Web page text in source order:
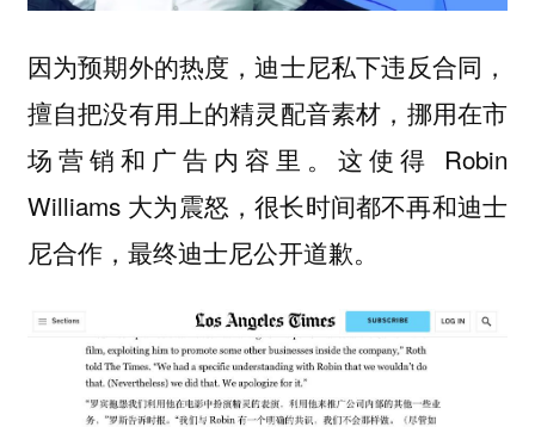
因为预期外的热度，迪士尼私下违反合同，
擅自把没有用上的精灵配音素材，挪用在市
场营销和广告内容里。这使得 Robin
Williams 大为震怒，很长时间都不再和迪士
尼合作，最终迪士尼公开道歉。